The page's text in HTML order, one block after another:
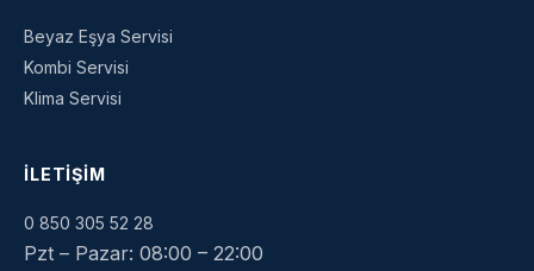
Beyaz Eşya Servisi
Kombi Servisi
Klima Servisi
İLETIŞIM
0 850 305 52 28
Pzt – Pazar: 08:00 – 22:00